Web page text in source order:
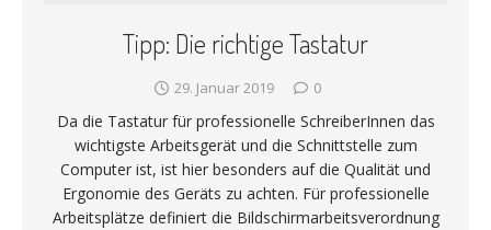
Tipp: Die richtige Tastatur
29. Januar 2019 0
Da die Tastatur für professionelle SchreiberInnen das
wichtigste Arbeitsgerät und die Schnittstelle zum
Computer ist, ist hier besonders auf die Qualität und
Ergonomie des Geräts zu achten. Für professionelle
Arbeitsplätze definiert die Bildschirmarbeitsverordnung